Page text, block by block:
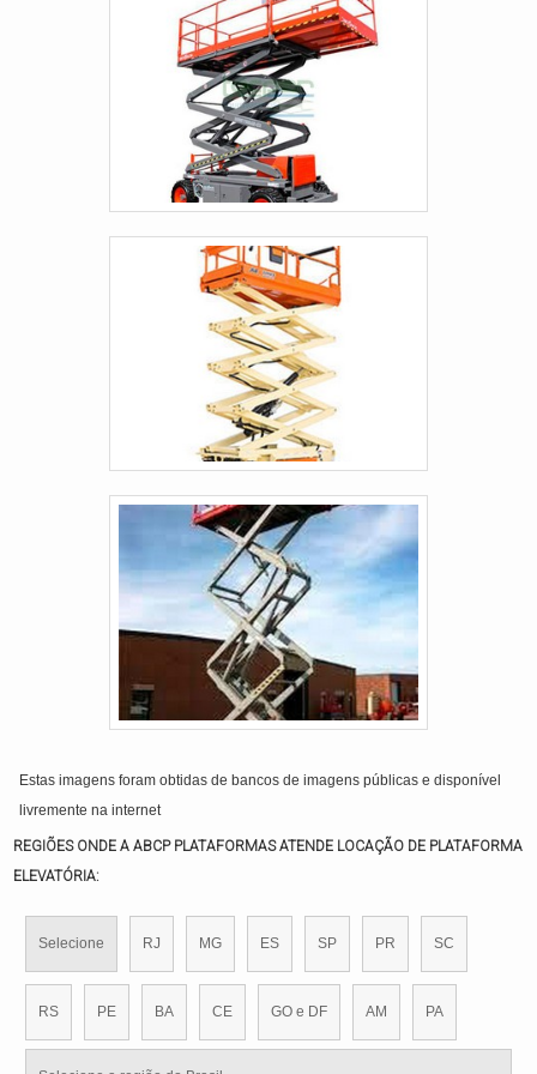
Estas imagens foram obtidas de bancos de imagens públicas e disponível
livremente na internet
REGIÕES ONDE A ABCP PLATAFORMAS ATENDE LOCAÇÃO DE PLATAFORMA
ELEVATÓRIA:
Selecione RJ MG ES SP PR SC
RS PE BA CE GO e DF AM PA